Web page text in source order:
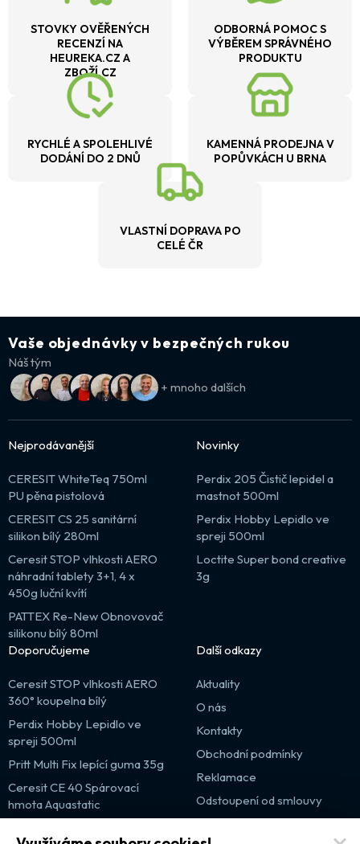
STOVKY OVĚŘENÝCH
RECENZÍ NA
HEUREKA.CZ A
ZBOŽÍ.CZ
ODBORNÁ POMOC S
VÝBĚREM SPRÁVNÉHO
PRODUKTU
RYCHLÉ A SPOLEHLIVÉ
DODÁNÍ DO 2 DNŮ
KAMENNÁ PRODEJNA V
POPŮVKÁCH U BRNA
VLASTNÍ DOPRAVA PO
CELÉ ČR
Vaše objednávky v bezpečných rukou
Náš tým
+ mnoho dalších
Nejprodávanější
CERESIT WhiteTeq 750ml
PU pěna pistolová
CERESIT CS 25 sanitární
silikon bílý 280ml
Ceresit STOP vlhkosti AERO
náhradní tablety 3+1, 4 x
450g luční kvítí
PATTEX Re-New Obnovovač
silikonu bílý 80ml
Novinky
Perdix 205 Čistič lepidel a
mastnot 500ml
Perdix Hobby Lepidlo ve
spreji 500ml
Loctite Super bond creative
3g
Doporučujeme
Ceresit STOP vlhkosti AERO
360° koupelna bílý
Perdix Hobby Lepidlo ve
spreji 500ml
Pritt Multi Fix lepící guma 35g
Ceresit CE 40 Spárovací
hmota Aquastatic
Další odkazy
Aktuality
O nás
Kontakty
Obchodní podmínky
Reklamace
Odstoupení od smlouvy
Výprodej